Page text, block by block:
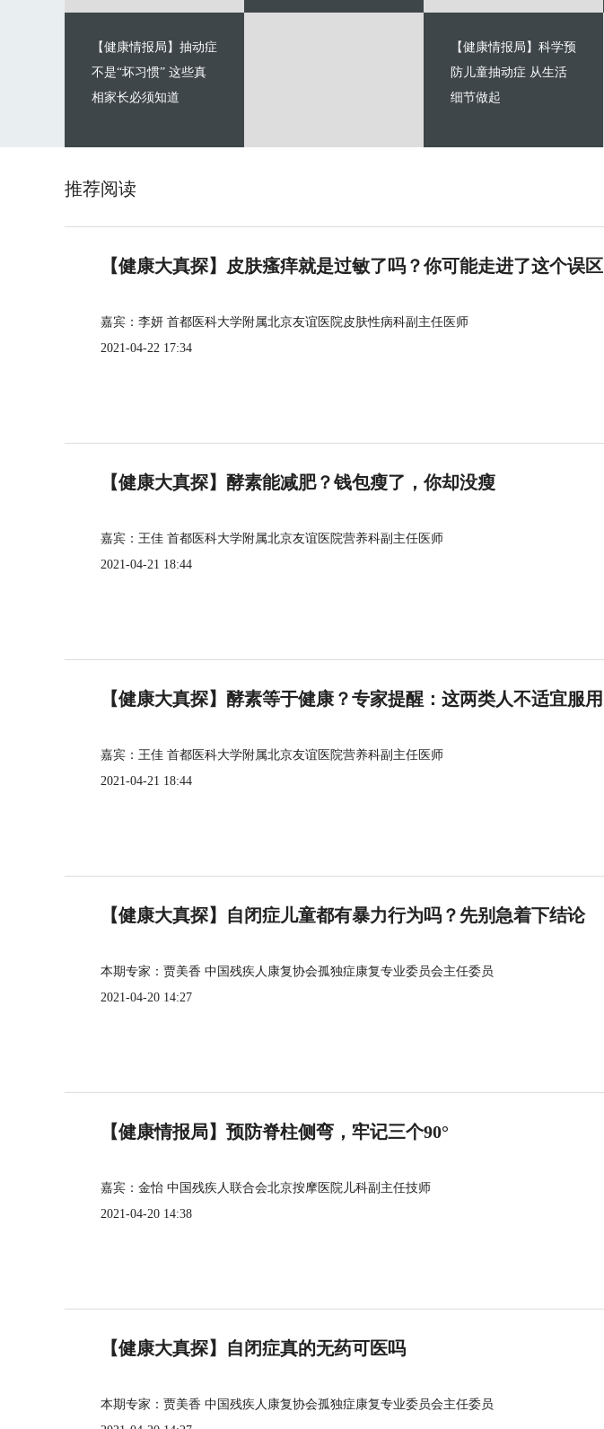
【健康情报局】抽动症
不是“坏习惯” 这些真
相家长必须知道
【健康情报局】科学预
防儿童抽动症 从生活
细节做起
推荐阅读
【健康大真探】皮肤瘙痒就是过敏了吗？你可能走进了这个误区
嘉宾：李妍 首都医科大学附属北京友谊医院皮肤性病科副主任医师
2021-04-22 17:34
【健康大真探】酵素能减肥？钱包瘦了，你却没瘦
嘉宾：王佳 首都医科大学附属北京友谊医院营养科副主任医师
2021-04-21 18:44
【健康大真探】酵素等于健康？专家提醒：这两类人不适宜服用
嘉宾：王佳 首都医科大学附属北京友谊医院营养科副主任医师
2021-04-21 18:44
【健康大真探】自闭症儿童都有暴力行为吗？先别急着下结论
本期专家：贾美香 中国残疾人康复协会孤独症康复专业委员会主任委员
2021-04-20 14:27
【健康情报局】预防脊柱侧弯，牢记三个90°
嘉宾：金怡 中国残疾人联合会北京按摩医院儿科副主任技师
2021-04-20 14:38
【健康大真探】自闭症真的无药可医吗
本期专家：贾美香 中国残疾人康复协会孤独症康复专业委员会主任委员